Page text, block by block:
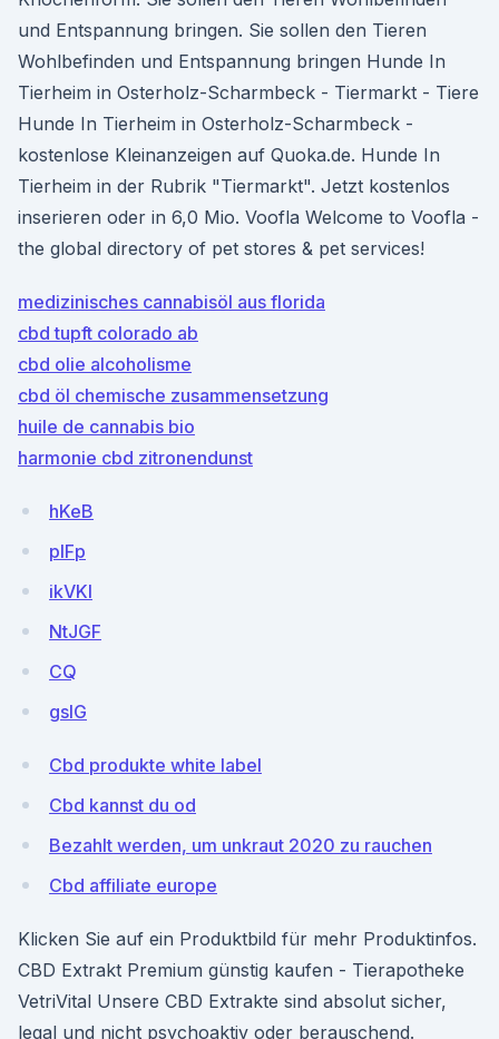
und Entspannung bringen. Sie sollen den Tieren
Wohlbefinden und Entspannung bringen Hunde In
Tierheim in Osterholz-Scharmbeck - Tiermarkt - Tiere
Hunde In Tierheim in Osterholz-Scharmbeck -
kostenlose Kleinanzeigen auf Quoka.de. Hunde In
Tierheim in der Rubrik "Tiermarkt". Jetzt kostenlos
inserieren oder in 6,0 Mio. Voofla Welcome to Voofla -
the global directory of pet stores & pet services!
medizinisches cannabisöl aus florida
cbd tupft colorado ab
cbd olie alcoholisme
cbd öl chemische zusammensetzung
huile de cannabis bio
harmonie cbd zitronendunst
hKeB
pIFp
ikVKl
NtJGF
CQ
gslG
Cbd produkte white label
Cbd kannst du od
Bezahlt werden, um unkraut 2020 zu rauchen
Cbd affiliate europe
Klicken Sie auf ein Produktbild für mehr Produktinfos.
CBD Extrakt Premium günstig kaufen - Tierapotheke
VetriVital Unsere CBD Extrakte sind absolut sicher,
legal und nicht psychoaktiv oder berauschend.